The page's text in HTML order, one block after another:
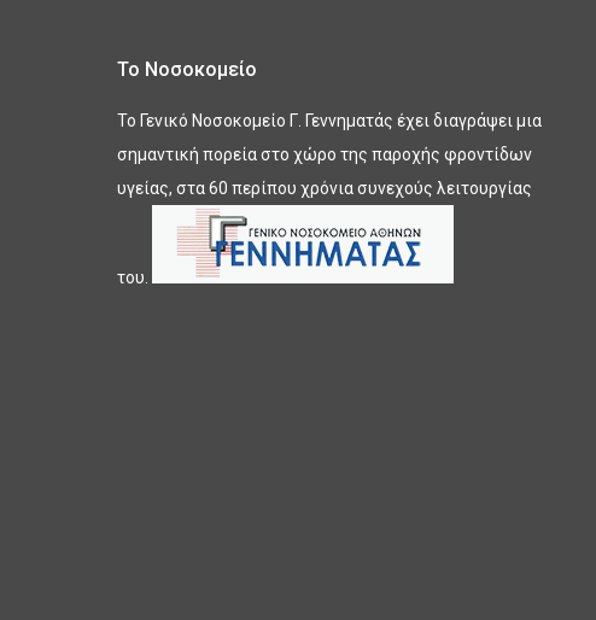
Το Νοσοκομείο
Το Γενικό Νοσοκομείο Γ. Γεννηματάς έχει διαγράψει μια
σημαντική πορεία στο χώρο της παροχής φροντίδων
υγείας, στα 60 περίπου χρόνια συνεχούς λειτουργίας
του.